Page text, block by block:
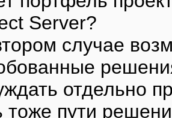
Server?
случае
отдельно
тоже пути